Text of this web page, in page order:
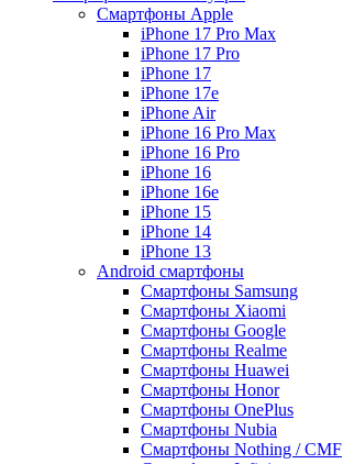
Смартфоны Apple
iPhone 17 Pro Max
iPhone 17 Pro
iPhone 17
iPhone 17e
iPhone Air
iPhone 16 Pro Max
iPhone 16 Pro
iPhone 16
iPhone 16e
iPhone 15
iPhone 14
iPhone 13
Android cмартфоны
Смартфоны Samsung
Смартфоны Xiaomi
Смартфоны Google
Смартфоны Realme
Смартфоны Huawei
Смартфоны Honor
Смартфоны OnePlus
Смартфоны Nubia
Смартфоны Nothing / CMF